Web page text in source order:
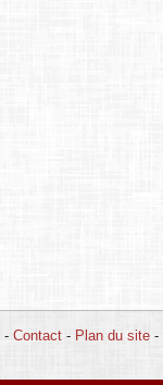
- Contact- Plan du site-